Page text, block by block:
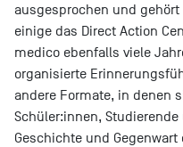
ausgesprochen und
einige das Direct Action
medico ebenfalls viele
organisierte
andere Formate, in denen
Schüler:innen,
Geschichte und